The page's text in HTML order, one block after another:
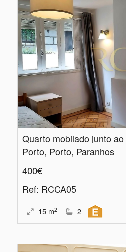
Porto, Porto, Paranhos
400€
Ref: RCCA05
15 m2 2